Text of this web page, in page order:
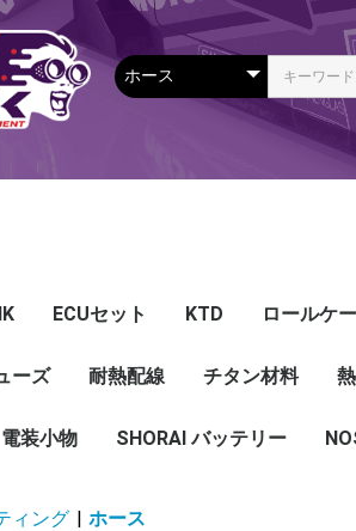
in ECU Honda
Mazda
Mitsubishi
Nissan
Subaru
Toyota
その他
in ECU G5
G4X
G4＋
アクセサリー Looms and
Mapセンサー
温度センサー
その他センサー
Exhaust O2セ
CAN EGT
DI Driver
Ignition
Injection
Peripherals
Tuning Tools
E-Throttle
Driver Display
CAN Keypad
Hat
T-shirts
Foodies
ECUセット KTD
Looms
センサー
Ignition Coil
クラセン
サージタンク
EXマニ
燃料
電スロ
シリコンホース
エンジンハーネス
ハーネスラベル
エアクリーナー
スイッチ
アダプタ類
その他
ロールケ
ーズ
ス
ブレード
耐熱配線
ETFE 配
シ
モ
FEP 配
シ
モ
チタン材料
電装小物 SHORAI バッテリー
ィング ホース